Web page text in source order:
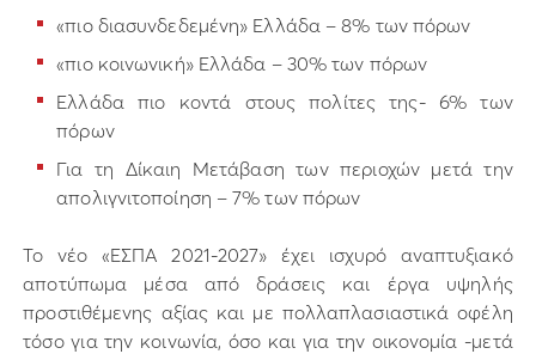
«πιο διασυνδεδεμένη» Ελλάδα – 8% των πόρων
«πιο κοινωνική» Ελλάδα – 30% των πόρων
Ελλάδα πιο κοντά στους πολίτες της- 6% των
πόρων
Για τη Δίκαιη Μετάβαση των περιοχών μετά την
απολιγνιτοποίηση – 7% των πόρων
Το νέο «ΕΣΠΑ 2021-2027» έχει ισχυρό αναπτυξιακό
αποτύπωμα μέσα από δράσεις και έργα υψηλής
προστιθέμενης αξίας και με πολλαπλασιαστικά οφέλη
τόσο για την κοινωνία, όσο και για την οικονομία -μετά